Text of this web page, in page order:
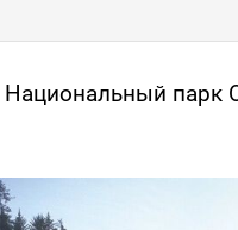
Национальный парк